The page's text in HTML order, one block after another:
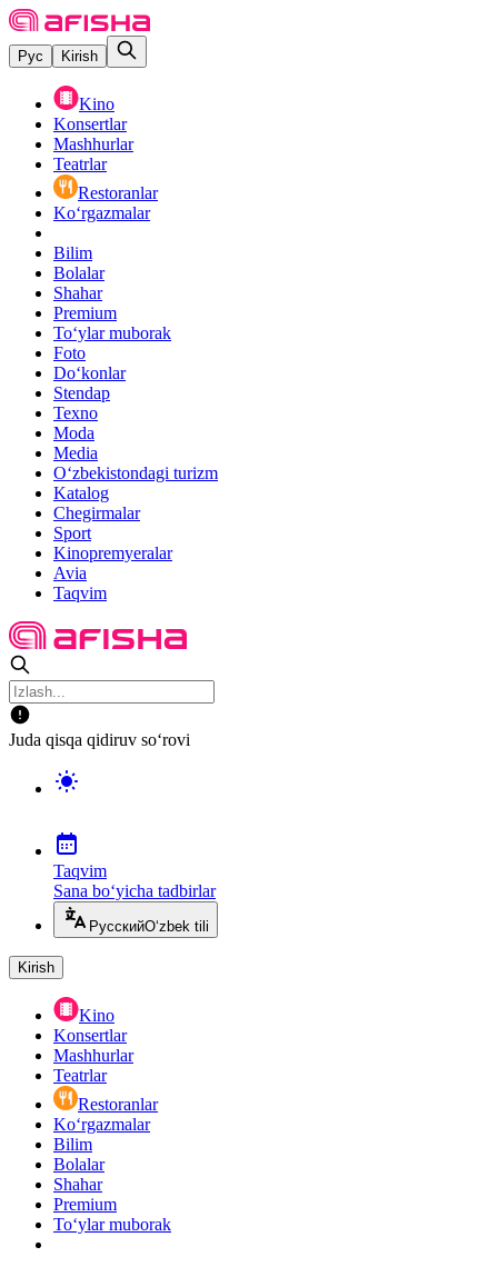
Рус Kirish
Kino
Konsertlar
Mashhurlar
Teatrlar
Restoranlar
Ko‘rgazmalar
Bilim
Bolalar
Shahar
Premium
Toʻylar muborak
Foto
Do‘konlar
Stendap
Texno
Moda
Media
O‘zbekistondagi turizm
Katalog
Chegirmalar
Sport
Kinopremyeralar
Avia
Taqvim
Juda qisqa qidiruv so‘rovi
Taqvim
Sana bo‘yicha tadbirlar
РусскийO‘zbek tili
Kirish
Kino
Konsertlar
Mashhurlar
Teatrlar
Restoranlar
Ko‘rgazmalar
Bilim
Bolalar
Shahar
Premium
Toʻylar muborak